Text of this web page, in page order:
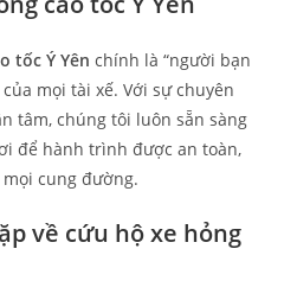
tốc Ý Yên chính là “người bạn
mọi tài xế. Với sự chuyên
tâm, chúng tôi luôn sẵn sàng
để hành trình được an toàn,
cung đường.
về cứu hộ xe hỏng